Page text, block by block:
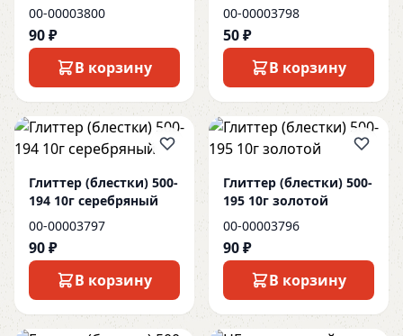
00-00003800
90 ₽
В корзину
00-00003798
50 ₽
В корзину
Глиттер (блестки) 500-
194 10г серебряный
00-00003797
90 ₽
В корзину
Глиттер (блестки) 500-
195 10г золотой
00-00003796
90 ₽
В корзину